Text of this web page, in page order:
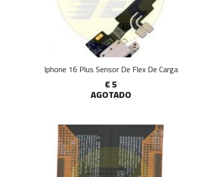
Iphone 16 Plus Sensor De Flex De Carga
€ 5
AGOTADO